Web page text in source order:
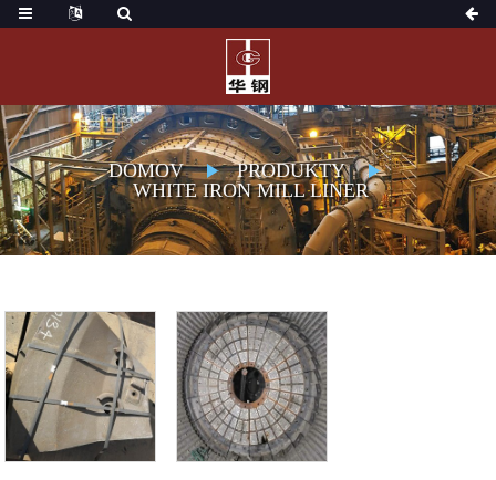
DOMOV
PRODUKTY
WHITE IRON MILL LINER